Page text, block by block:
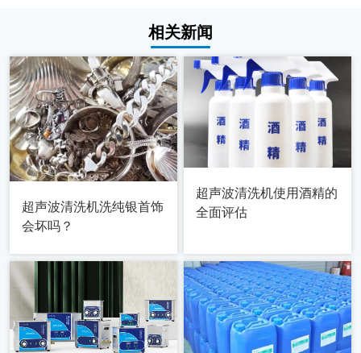
相关新闻
超声波清洗机洗纯银首饰
会坏吗？
超声波清洗机使用酒精的
全面评估